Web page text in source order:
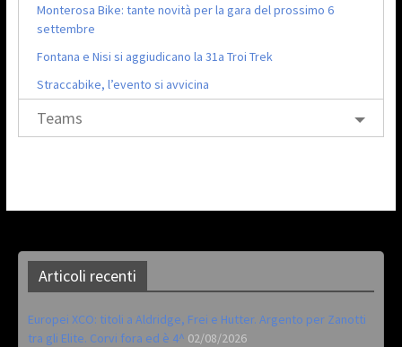
Monterosa Bike: tante novità per la gara del prossimo 6
settembre
Fontana e Nisi si aggiudicano la 31a Troi Trek
Straccabike, l’evento si avvicina
Teams
Articoli recenti
Europei XCO: titoli a Aldridge, Frei e Hutter. Argento per Zanotti
tra gli Elite. Corvi fora ed è 4^ 02/08/2026